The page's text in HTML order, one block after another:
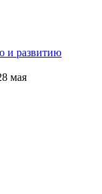
и развитию
мая